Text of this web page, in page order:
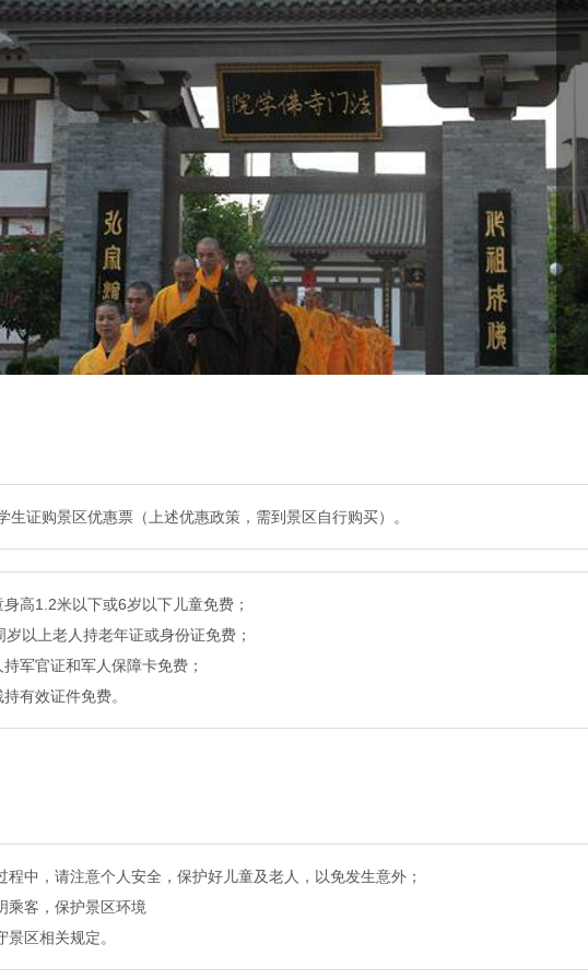
生证购景区优惠票（上述优惠政策，需到景区自行购买）。
高1.2米以下或6岁以下儿童免费；
岁以上老人持老年证或身份证免费；
军官证和军人保障卡免费；
有效证件免费。
程中，请注意个人安全，保护好儿童及老人，以免发生意外；
乘客，保护景区环境
景区相关规定。